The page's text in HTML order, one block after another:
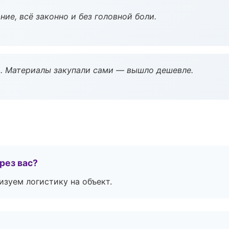
всё законно и без головной боли.
Материалы закупали сами — вышло дешевле.
вас?
логистику на объект.